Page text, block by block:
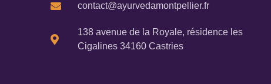
contact@ayurvedamontpellier.fr
138 avenue de la Royale, résidence les
Cigalines 34160 Castries